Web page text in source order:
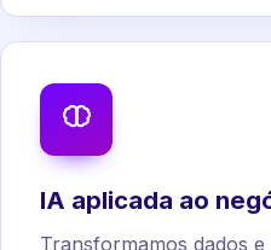
IA aplicada ao
Transformamos dados